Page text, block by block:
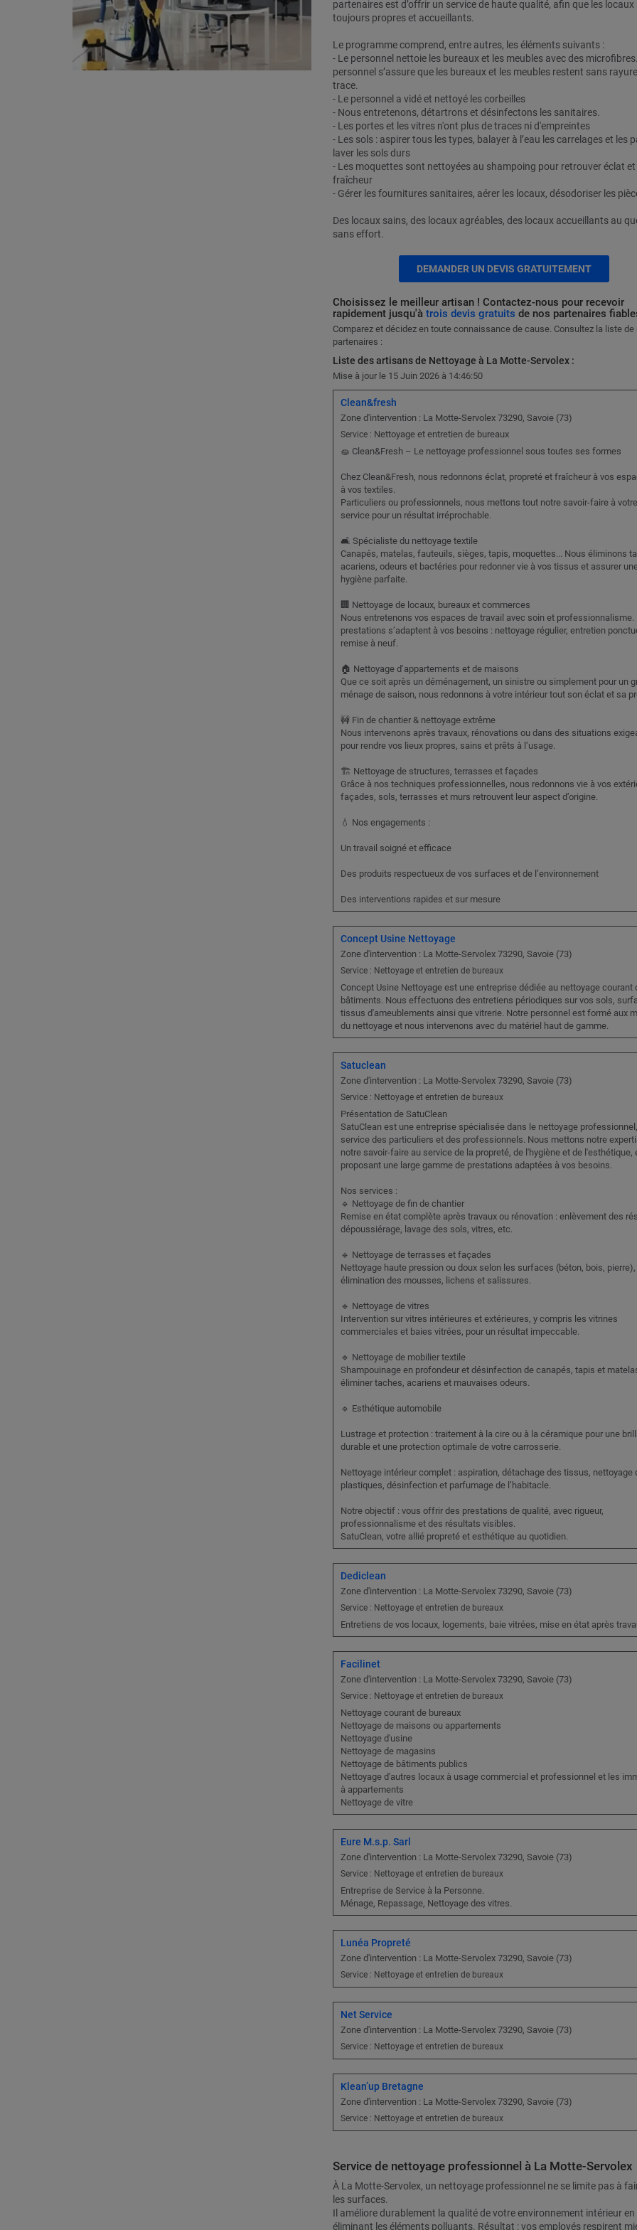
partenaires est d’offrir un service de haute qualité, afin que les locaux
toujours propres et accueillants.
Le programme comprend, entre autres, les éléments suivants :
- Le personnel nettoie les bureaux et les meubles avec des
personnel s’assure que les bureaux et les meubles restent sans
trace.
- Le personnel a vidé et nettoyé les corbeilles
- Nous entretenons, détartrons et désinfectons les sanitaires.
- Les portes et les vitres n'ont plus de traces ni d'empreintes
- Les sols : aspirer tous les types, balayer à l’eau les carrelages et les
laver les sols durs
- Les moquettes sont nettoyées au shampoing pour retrouver éclat et
fraîcheur
- Gérer les fournitures sanitaires, aérer les locaux, désodoriser les
Des locaux sains, des locaux agréables, des locaux accueillants au
sans effort.
DEMANDER UN DEVIS GRATUITEMENT
Choisissez le meilleur artisan ! Contactez-nous pour recevoir
rapidement jusqu'à trois devis gratuits de nos partenaires
Comparez et décidez en toute connaissance de cause. Consultez la liste de
partenaires :
Liste des artisans de Nettoyage à La Motte-Servolex :
Mise à jour le 15 Juin 2026 à 14:46:50
Clean&fresh
Zone d'intervention : La Motte-Servolex 73290, Savoie (73)
Service : Nettoyage et entretien de bureaux
🧽 Clean&Fresh – Le nettoyage professionnel sous toutes ses formes
Chez Clean&Fresh, nous redonnons éclat, propreté et fraîcheur à vos
à vos textiles.
Particuliers ou professionnels, nous mettons tout notre savoir-faire à votre
service pour un résultat irréprochable.
🛋️ Spécialiste du nettoyage textile
Canapés, matelas, fauteuils, sièges, tapis, moquettes... Nous éliminons
acariens, odeurs et bactéries pour redonner vie à vos tissus et assurer
hygiène parfaite.
🏢 Nettoyage de locaux, bureaux et commerces
Nous entretenons vos espaces de travail avec soin et professionnalisme.
prestations s’adaptent à vos besoins : nettoyage régulier, entretien
remise à neuf.
🏠 Nettoyage d’appartements et de maisons
Que ce soit après un déménagement, un sinistre ou simplement pour un
ménage de saison, nous redonnons à votre intérieur tout son éclat et sa
🚧 Fin de chantier & nettoyage extrême
Nous intervenons après travaux, rénovations ou dans des situations
pour rendre vos lieux propres, sains et prêts à l’usage.
🏗️ Nettoyage de structures, terrasses et façades
Grâce à nos techniques professionnelles, nous redonnons vie à vos
façades, sols, terrasses et murs retrouvent leur aspect d’origine.
💧 Nos engagements :
Un travail soigné et efficace
Des produits respectueux de vos surfaces et de l’environnement
Des interventions rapides et sur mesure
Concept Usine Nettoyage
Zone d'intervention : La Motte-Servolex 73290, Savoie (73)
Service : Nettoyage et entretien de bureaux
Concept Usine Nettoyage est une entreprise dédiée au nettoyage courant
bâtiments. Nous effectuons des entretiens périodiques sur vos sols,
tissus d'ameublements ainsi que vitrerie. Notre personnel est formé aux
du nettoyage et nous intervenons avec du matériel haut de gamme.
Satuclean
Zone d'intervention : La Motte-Servolex 73290, Savoie (73)
Service : Nettoyage et entretien de bureaux
Présentation de SatuClean
SatuClean est une entreprise spécialisée dans le nettoyage
service des particuliers et des professionnels. Nous mettons notre
notre savoir-faire au service de la propreté, de l'hygiène et de l'esthétique,
proposant une large gamme de prestations adaptées à vos besoins.
Nos services :
🔹 Nettoyage de fin de chantier
Remise en état complète après travaux ou rénovation : enlèvement des
dépoussiérage, lavage des sols, vitres, etc.
🔹 Nettoyage de terrasses et façades
Nettoyage haute pression ou doux selon les surfaces (béton, bois, pierre),
élimination des mousses, lichens et salissures.
🔹 Nettoyage de vitres
Intervention sur vitres intérieures et extérieures, y compris les vitrines
commerciales et baies vitrées, pour un résultat impeccable.
🔹 Nettoyage de mobilier textile
Shampouinage en profondeur et désinfection de canapés, tapis et
éliminer taches, acariens et mauvaises odeurs.
🔹 Esthétique automobile
Lustrage et protection : traitement à la cire ou à la céramique pour une
durable et une protection optimale de votre carrosserie.
Nettoyage intérieur complet : aspiration, détachage des tissus, nettoyage
plastiques, désinfection et parfumage de l’habitacle.
Notre objectif : vous offrir des prestations de qualité, avec rigueur,
professionnalisme et des résultats visibles.
SatuClean, votre allié propreté et esthétique au quotidien.
Dediclean
Zone d'intervention : La Motte-Servolex 73290, Savoie (73)
Service : Nettoyage et entretien de bureaux
Entretiens de vos locaux, logements, baie vitrées, mise en état après
Facilinet
Zone d'intervention : La Motte-Servolex 73290, Savoie (73)
Service : Nettoyage et entretien de bureaux
Nettoyage courant de bureaux
Nettoyage de maisons ou appartements
Nettoyage d'usine
Nettoyage de magasins
Nettoyage de bâtiments publics
Nettoyage d'autres locaux à usage commercial et professionnel et les
à appartements
Nettoyage de vitre
Eure M.s.p. Sarl
Zone d'intervention : La Motte-Servolex 73290, Savoie (73)
Service : Nettoyage et entretien de bureaux
Entreprise de Service à la Personne.
Ménage, Repassage, Nettoyage des vitres.
Lunéa Propreté
Zone d'intervention : La Motte-Servolex 73290, Savoie (73)
Service : Nettoyage et entretien de bureaux
Net Service
Zone d'intervention : La Motte-Servolex 73290, Savoie (73)
Service : Nettoyage et entretien de bureaux
Klean’up Bretagne
Zone d'intervention : La Motte-Servolex 73290, Savoie (73)
Service : Nettoyage et entretien de bureaux
Service de nettoyage professionnel à La Motte-Servolex
À La Motte-Servolex, un nettoyage professionnel ne se limite pas à
les surfaces.
Il améliore durablement la qualité de votre environnement intérieur en
éliminant les éléments polluants. Résultat : vos employés respirent